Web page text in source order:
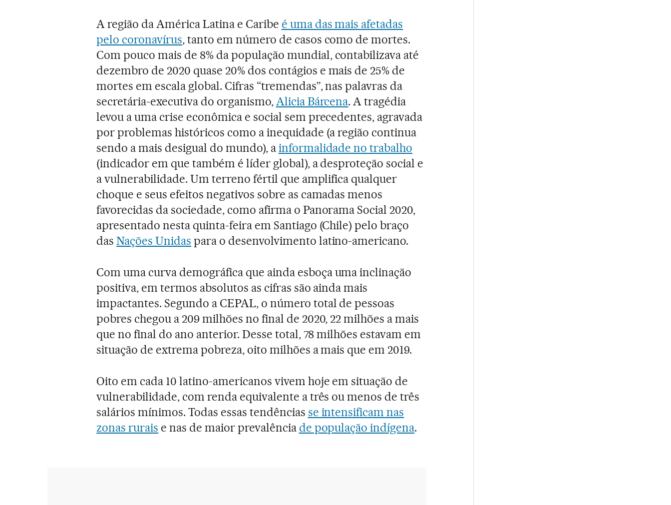
A região da América Latina e Caribe é uma das mais afetadas
pelo coronavírus, tanto em número de casos como de mortes.
Com pouco mais de 8% da população mundial, contabilizava até
dezembro de 2020 quase 20% dos contágios e mais de 25% de
mortes em escala global. Cifras “tremendas”, nas palavras da
secretária-executiva do organismo,Alicia Bárcena. A tragédia
levou a uma crise econômica e social sem precedentes, agravada
por problemas históricos como a inequidade (a região continua
sendo a mais desigual do mundo), ainformalidade no trabalho
(indicador em que também é líder global), a desproteção social e
a vulnerabilidade. Um terreno fértil que amplifica qualquer
choque e seus efeitos negativos sobre as camadas menos
favorecidas da sociedade, como afirma o Panorama Social 2020,
apresentado nesta quinta-feira em Santiago (Chile) pelo braço
dasNações Unidas para o desenvolvimento latino-americano.
Com uma curva demográfica que ainda esboça uma inclinação
positiva, em termos absolutos as cifras são ainda mais
impactantes. Segundo a CEPAL, o número total de pessoas
pobres chegou a 209 milhões no final de 2020, 22 milhões a mais
que no final do ano anterior. Desse total, 78 milhões estavam em
situação de extrema pobreza, oito milhões a mais que em 2019.
Oito em cada 10 latino-americanos vivem hoje em situação de
vulnerabilidade, com renda equivalente a três ou menos de três
salários mínimos. Todas essas tendências se intensificam nas
zonas rurais e nas de maior prevalência de população indígena.